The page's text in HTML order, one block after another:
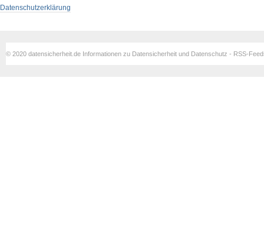
Datenschutzerklärung
© 2020 datensicherheit.de Informationen zu Datensicherheit und Datenschutz - RSS-